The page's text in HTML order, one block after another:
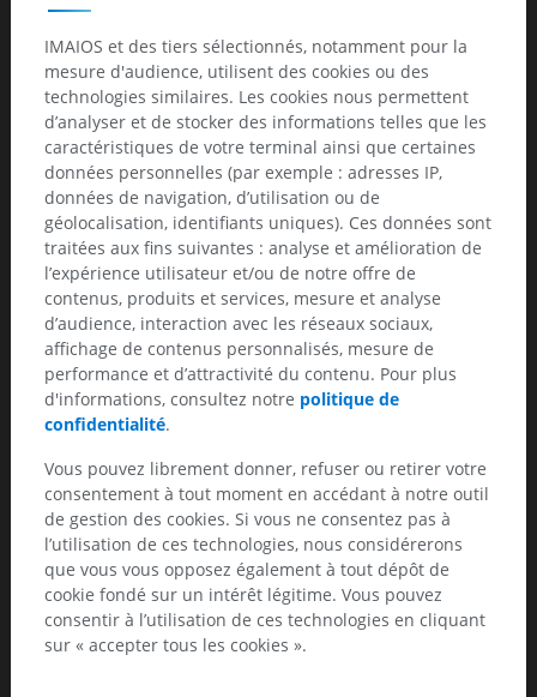
en regard du toit des ventricules +++
IRM :
lésions nodulaires en isosignal par rapport au
cortex
perfusion : volume sanguin cérébral identique
au cortex
spectroscopie : spectre normal, pas de pic de
choline ou de diminution du pic de NAA (≠
tumeur)
Traitement:
Traitement médical de l'épilepsie
Traitement chirurgical : en cas de pharmacorésistance
+++
exérèse de la zone épileptogène (données de
l'électroencéphalogramme)
Diagnostics différentiels :
Hétérotopie :
en bande (aspect de double cortex)
Sclérose tubéreuse de Bourneville :
nodules sous épendymaires
peuvent se calcifier
IMAIOS et des tiers sélectionnés, notamment pour la
mesure d'audience, utilisent des cookies ou des
technologies similaires. Les cookies nous permettent
d’analyser et de stocker des informations telles que les
caractéristiques de votre terminal ainsi que certaines
données personnelles (par exemple : adresses IP,
données de navigation, d’utilisation ou de
géolocalisation, identifiants uniques). Ces données sont
traitées aux fins suivantes : analyse et amélioration de
l’expérience utilisateur et/ou de notre offre de
contenus, produits et services, mesure et analyse
d’audience, interaction avec les réseaux sociaux,
affichage de contenus personnalisés, mesure de
performance et d’attractivité du contenu. Pour plus
d'informations, consultez notre politique de
confidentialité.
Vous pouvez librement donner, refuser ou retirer votre
consentement à tout moment en accédant à notre outil
de gestion des cookies. Si vous ne consentez pas à
l’utilisation de ces technologies, nous considérerons
que vous vous opposez également à tout dépôt de
cookie fondé sur un intérêt légitime. Vous pouvez
consentir à l’utilisation de ces technologies en cliquant
sur « accepter tous les cookies ».